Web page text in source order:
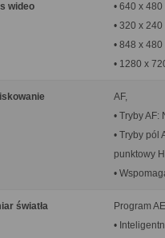
wideo
• 640 x
• 320 x
• 848 x
• 1280 x
AF,
• Tryby
• Tryby pól
punktowy
•
światła
Program
•